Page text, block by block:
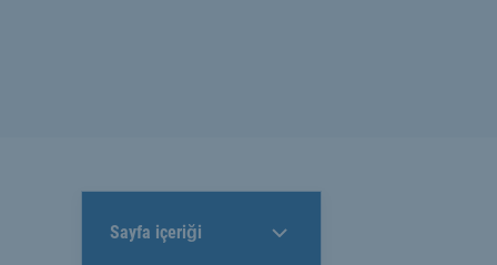
Sayfa içeriği